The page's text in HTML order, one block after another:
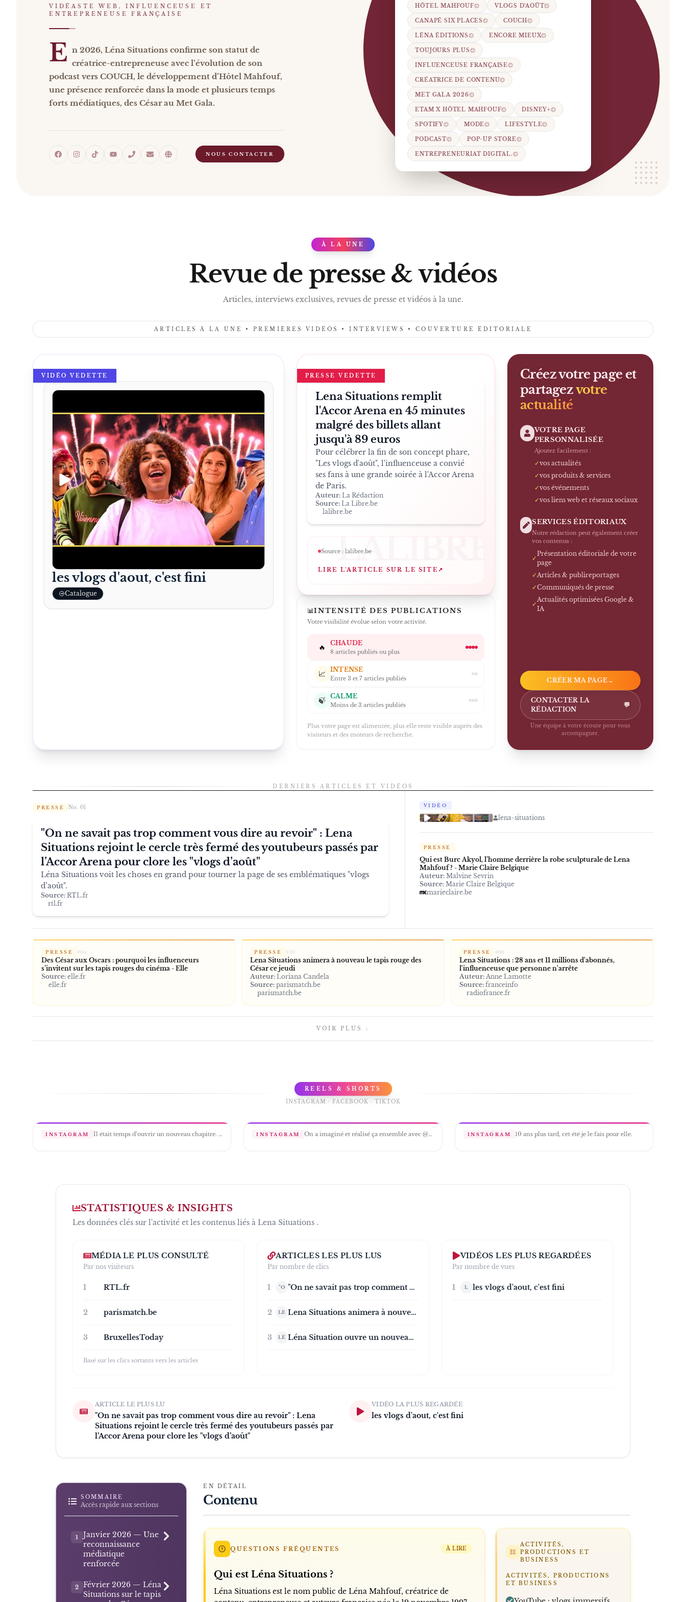
VIDÉASTE WEB, INFLUENCEUSE ET
ENTREPRENEUSE FRANÇAISE
E n 2026, Léna Situations confirme son statut de
créatrice-entrepreneuse avec l’évolution de son
podcast vers COUCH, le développement d’Hôtel Mahfouf,
une présence renforcée dans la mode et plusieurs temps
forts médiatiques, des César au Met Gala.
NOUS CONTACTER
HÔTEL MAHFOUF VLOGS D’AOÛT
CANAPÉ SIX PLACES COUCH
LÉNA ÉDITIONS ENCORE MIEUX
TOUJOURS PLUS
INFLUENCEUSE FRANÇAISE
CRÉATRICE DE CONTENU
MET GALA 2026
ETAM X HÔTEL MAHFOUF DISNEY+
SPOTIFY MODE LIFESTYLE
PODCAST POP-UP STORE
ENTREPRENEURIAT DIGITAL.
PRESS
À LA UNE
Revue de presse & vidéos
Articles, interviews exclusives, revues de presse et vidéos à la une.
ARTICLES À LA UNE • PREMIÈRES VIDÉOS • INTERVIEWS • COUVERTURE ÉDITORIALE
VIDÉO VEDETTE
les vlogs d'aout, c'est fini
Catalogue
PRESSE VEDETTE
Lena Situations remplit
l'Accor Arena en 45 minutes
malgré des billets allant
jusqu'à 89 euros
Pour célébrer la fin de son concept phare,
"Les vlogs d'août", l'influenceuse a convié
ses fans à une grande soirée à l'Accor Arena
de Paris.
Auteur: La Rédaction
Source: La Libre.be
lalibre.be
LALIBRE
Source : lalibre.be
LIRE L'ARTICLE SUR LE SITE ↗
📊INTENSITÉ DES PUBLICATIONS
Votre visibilité évolue selon votre activité.
🔥 CHAUDE
8 articles publiés ou plus
📈 INTENSE
Entre 3 et 7 articles publiés
🍃 CALME
Moins de 3 articles publiés
Plus votre page est alimentée, plus elle reste visible auprès des
visiteurs et des moteurs de recherche.
Créez votre page et
partagezvotre
actualité
VOTRE PAGE
PERSONNALISÉE
Ajoutez facilement :
✓vos actualités
✓vos produits & services
✓vos événements
✓vos liens web et réseaux sociaux
SERVICES ÉDITORIAUX
Notre rédaction peut également créer
vos contenus :
✓
Présentation éditoriale de votre
page
✓ Articles & publireportages
✓Communiqués de presse
✓
Actualités optimisées Google &
IA
CRÉER MA PAGE→
CONTACTER LA
RÉDACTION
💬
Une équipe à votre écoute pour vous
accompagner.
DERNIERS ARTICLES ET VIDÉOS
PRESSE No. 01
"On ne savait pas trop comment vous dire au revoir" : Lena
Situations rejoint le cercle très fermé des youtubeurs passés par
l’Accor Arena pour clore les "vlogs d’août"
Léna Situations voit les choses en grand pour tourner la page de ses emblématiques "vlogs
d’août".
Source: RTL.fr
rtl.fr
VIDÉO
lena-situations
PRESSE
Qui est Burc Akyol, l’homme derrière la robe sculpturale de Lena
Mahfouf ? - Marie Claire Belgique
Auteur: Malvine Sevrin
Source: Marie Claire Belgique
marieclaire.be
PRESSE #04
Des César aux Oscars : pourquoi les influenceurs
s’invitent sur les tapis rouges du cinéma - Elle
Source: elle.fr
elle.fr
PRESSE # 05
Lena Situations animera à nouveau le tapis rouge des
César ce jeudi
Auteur:Loriana Candela
Source:parismatch.be
parismatch.be
PRESSE #06
Lena Situations : 28 ans et 11 millions d'abonnés,
l'influenceuse que personne n'arrête
Auteur: Anne Lamotte
Source: franceinfo
radiofrance.fr
VOIR PLUS ↓
REELS & SHORTS
INSTAGRAM · FACEBOOK · TIKTOK
INSTAGRAM Il était temps d’ouvrir un nouveau chapitre. 📗 à demain en librairies pour découvrir mon nouveau livre « Encore Mieux » ! INSTAGRAM On a imaginé et réalisé ça ensemble avec @inoxtag et @lenamahfouf, c’est embouteillé en France et vendu à 1€49 👌🏻 (prix public conseillé, les magasins sont libres de fixer leur prix) INSTAGRAM 10 ans plus tard, cet été je le fais pour elle.
STATISTIQUES & INSIGHTS
Les données clés sur l'activité et les contenus liés à Lena Situations .
MÉDIA LE PLUS CONSULTÉ
Par nos visiteurs
1 RTL.fr
2 parismatch.be
3 BruxellesToday
Basé sur les clics sortants vers les articles
ARTICLES LES PLUS LUS
Par nombre de clics
1 "O "On ne savait pas trop comment vous dire au revoir" : Lena Situations rejoint le cercle très fermé des youtubeurs passés par l’Accor Arena pour clore les "vlogs d’août"
2 LE Lena Situations animera à nouveau le tapis rouge des César ce jeudi
3 LÉ Léna Situation ouvre un nouveau pop-up de Noël à Bruxelles
VIDÉOS LES PLUS REGARDÉES
Par nombre de vues
1 L les vlogs d'aout, c'est fini
ARTICLE LE PLUS LU
"On ne savait pas trop comment vous dire au revoir" : Lena
Situations rejoint le cercle très fermé des youtubeurs passés par
l’Accor Arena pour clore les "vlogs d’août"
VIDÉO LA PLUS REGARDÉE
les vlogs d'aout, c'est fini
SOMMAIRE
Accès rapide aux sections
1
Janvier 2026 — Une
reconnaissance
médiatique
renforcée
2
Février 2026 — Léna
Situations sur le tapis
EN DÉTAIL
Contenu
QUESTIONS FRÉQUENTES À LIRE
Qui est Léna Situations ?
Léna Situations est le nom public de Léna Mahfouf, créatrice de
ACTIVITÉS,
PRODUCTIONS ET
BUSINESS
ACTIVITÉS, PRODUCTIONS
ET BUSINESS